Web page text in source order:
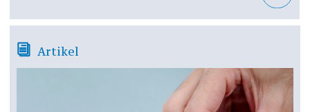
Artikel